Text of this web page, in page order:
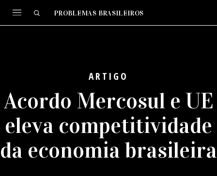
PROBLEMAS BRASILEIROS
ARTIGO
Acordo Mercosul e UE
eleva competitividade
da economia brasileira